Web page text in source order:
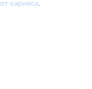
от кариеса,